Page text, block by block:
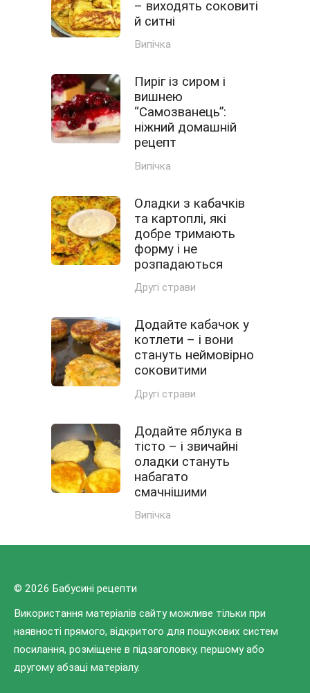
– виходять соковиті
й ситні
Випічка
Пиріг із сиром і
вишнею
“Самозванець”:
ніжний домашній
рецепт
Випічка
Оладки з кабачків
та картоплі, які
добре тримають
форму і не
розпадаються
Другі страви
Додайте кабачок у
котлети – і вони
стануть неймовірно
соковитими
Другі страви
Додайте яблука в
тісто – і звичайні
оладки стануть
набагато
смачнішими
Випічка
© 2026 Бабусині рецепти
Використання матеріалів сайту можливе тільки при
наявності прямого, відкритого для пошукових систем
посилання, розміщене в підзаголовку, першому або
другому абзаці матеріалу.